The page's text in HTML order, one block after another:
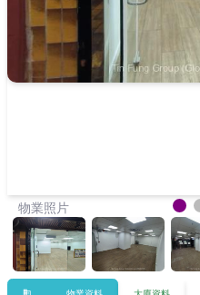
物業照片
domain